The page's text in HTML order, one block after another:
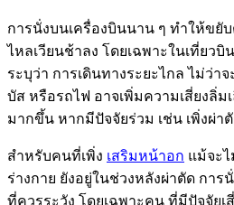
การนั่งบนเครื่องบินนาน ๆ ทำให้ขยั
ไหลเวียนช้าลง โดยเฉพาะในเที่ยว
ระบุว่า การเดินทางระยะไกล ไม่ว่า
บัส หรือรถไฟ อาจเพิ่มความเสี่ยงลิ่ม
มากขึ้น หากมีปัจจัยร่วม เช่น เพิ่งผ่า
สำหรับคนที่เพิ่ง เสริมหน้าอก แม้จะ
ร่างกาย ยังอยู่ในช่วงหลังผ่าตัด การ
ที่ควรระวัง โดยเฉพาะคน ที่มีปัจจัย